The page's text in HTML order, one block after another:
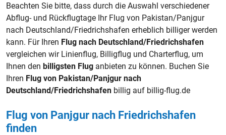
Beachten Sie bitte, dass durch die Auswahl verschiedener
Abflug- und Rückflugtage Ihr Flug von Pakistan/Panjgur
nach Deutschland/Friedrichshafen erheblich billiger werden
kann. Für Ihren Flug nach Deutschland/Friedrichshafen
vergleichen wir Linienflug, Billigflug und Charterflug, um
Ihnen den billigsten Flug anbieten zu können. Buchen Sie
Ihren Flug von Pakistan/Panjgur nach
Deutschland/Friedrichshafen billig auf billig-flug.de
Flug von Panjgur nach Friedrichshafen
finden